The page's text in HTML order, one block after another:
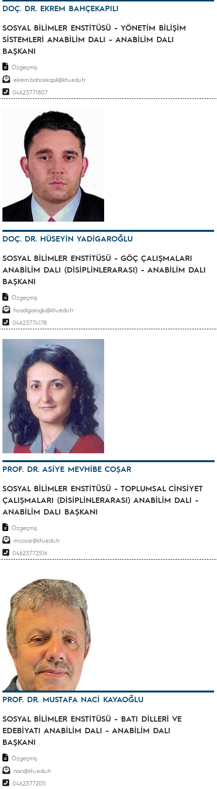
DOÇ. DR. EKREM BAHÇEKAPILI
SOSYAL BİLİMLER ENSTİTÜSÜ - YÖNETİM BİLİŞİM
SİSTEMLERİ ANABİLİM DALI - ANABİLİM DALI
BAŞKANI
Özgeçmiş
ekrem.bahcekapili@ktu.edu.tr
04623771807
DOÇ. DR. HÜSEYİN YADİGAROĞLU
SOSYAL BİLİMLER ENSTİTÜSÜ - GÖÇ ÇALIŞMALARI
ANABİLİM DALI (DİSİPLİNLERARASI) - ANABİLİM DALI
BAŞKANI
Özgeçmiş
hyadigaroglu@ktu.edu.tr
04623774178
PROF. DR. ASİYE MEVHİBE COŞAR
SOSYAL BİLİMLER ENSTİTÜSÜ - TOPLUMSAL CİNSİYET
ÇALIŞMALARI (DİSİPLİNLERARASI) ANABİLİM DALI -
ANABİLİM DALI BAŞKANI
Özgeçmiş
mcosar@ktu.edu.tr
04623772516
PROF. DR. MUSTAFA NACİ KAYAOĞLU
SOSYAL BİLİMLER ENSTİTÜSÜ - BATI DİLLERİ VE
EDEBİYATI ANABİLİM DALI - ANABİLİM DALI
BAŞKANI
Özgeçmiş
naci@ktu.edu.tr
04623772011